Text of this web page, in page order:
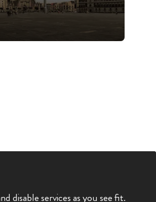
disable services as you see fit.